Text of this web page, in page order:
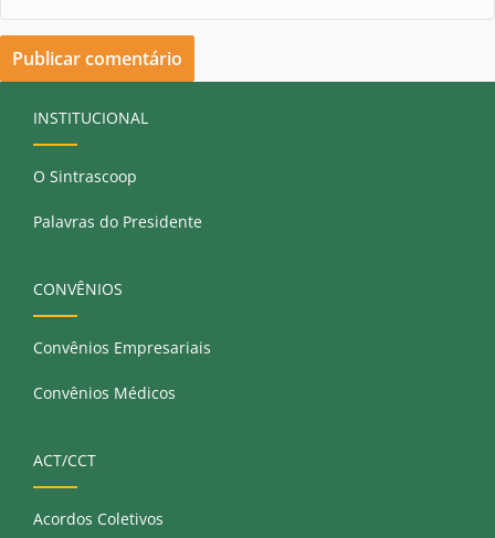
INSTITUCIONAL
O Sintrascoop
Palavras do Presidente
CONVÊNIOS
Convênios Empresariais
Convênios Médicos
ACT/CCT
Acordos Coletivos